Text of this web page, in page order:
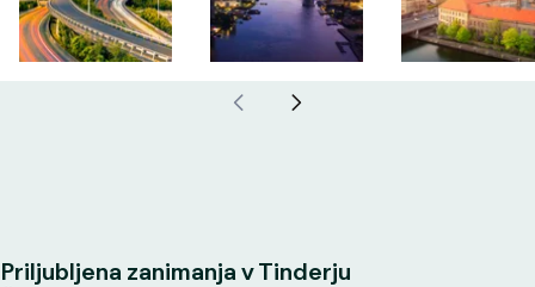
Priljubljena zanimanja v Tinderju